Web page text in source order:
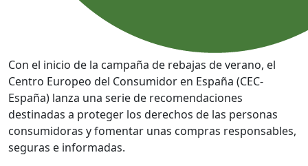
Con el inicio de la campaña de rebajas de verano, el
Centro Europeo del Consumidor en España (CEC-
España) lanza una serie de recomendaciones
destinadas a proteger los derechos de las personas
consumidoras y fomentar unas compras responsables,
seguras e informadas.